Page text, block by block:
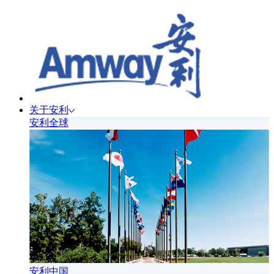
关于安利
安利全球
安利中国